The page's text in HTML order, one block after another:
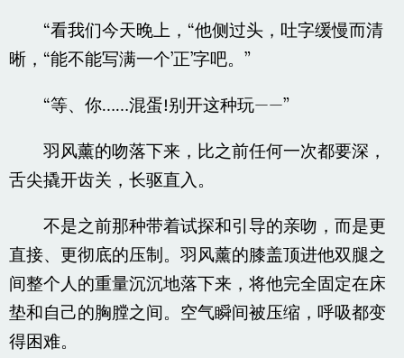
“看我们今天晚上，“他侧过头，吐字缓慢而清
晰，“能不能写满一个’正’字吧。”
“等、你……混蛋!别开这种玩——”
羽风薰的吻落下来，比之前任何一次都要深，
舌尖撬开齿关，长驱直入。
不是之前那种带着试探和引导的亲吻，而是更
直接、更彻底的压制。羽风薰的膝盖顶进他双腿之
间整个人的重量沉沉地落下来，将他完全固定在床
垫和自己的胸膛之间。空气瞬间被压缩，呼吸都变
得困难。